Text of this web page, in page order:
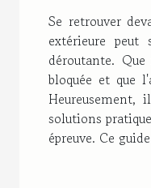
astuces
une
Se retrouver
extérieure peut
déroutante.
bloquée et que
Heureusement,
solutions
épreuve. Ce